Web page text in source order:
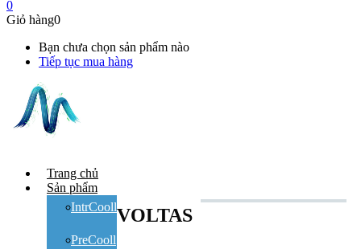
0
Giỏ hàng0
Bạn chưa chọn sản phẩm nào
Tiếp tục mua hàng
Trang chủ
Sản phẩm
IntrCooll
PreCooll
VOLTAS